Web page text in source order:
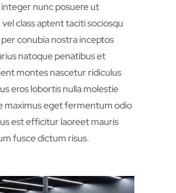
integer nunc posuere ut
class aptent taciti sociosqu
conubia nostra inceptos
natoque penatibus et
montes nascetur ridiculus
eros lobortis nulla molestie
maximus eget fermentum odio
est efficitur laoreet mauris
fusce dictum risus.